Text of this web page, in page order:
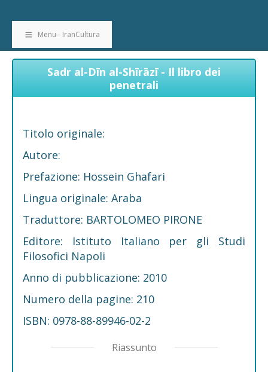
Menu - IranCultura
Sadr al-Dīn al-Shīrāzī - Il libro dei
penetrali
Titolo originale:
Autore:
Prefazione: Hossein Ghafari
Lingua originale: Araba
Traduttore: BARTOLOMEO PIRONE
Editore: Istituto Italiano per gli Studi
Filosofici Napoli
Anno di pubblicazione: 2010
Numero della pagine: 210
ISBN: 0978-88-89946-02-2
Riassunto